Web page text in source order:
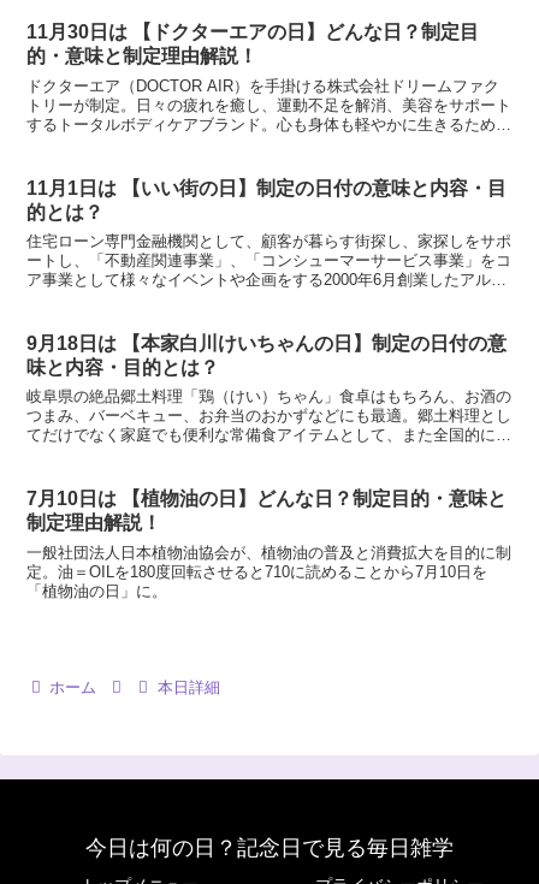
11月30日は 【ドクターエアの日】どんな日？制定目
的・意味と制定理由解説！
ドクターエア（DOCTOR AIR）を手掛ける株式会社ドリームファク
トリーが制定。日々の疲れを癒し、運動不足を解消、美容をサポート
するトータルボディケアブランド。心も身体も軽やかに生きるための
11月1日は 【いい街の日】制定の日付の意味と内容・目
的とは？
住宅ローン専門金融機関として、顧客が暮らす街探し、家探しをサポ
ートし、「不動産関連事業」、「コンシューマーサービス事業」をコ
ア事業として様々なイベントや企画をする2000年6月創業したアルヒ
9月18日は 【本家白川けいちゃんの日】制定の日付の意
味と内容・目的とは？
岐阜県の絶品郷土料理「鶏（けい）ちゃん」食卓はもちろん、お酒の
つまみ、バーベキュー、お弁当のおかずなどにも最適。郷土料理とし
てだけでなく家庭でも便利な常備食アイテムとして、また全国的には
7月10日は 【植物油の日】どんな日？制定目的・意味と
制定理由解説！
一般社団法人日本植物油協会が、植物油の普及と消費拡大を目的に制
定。油＝OILを180度回転させると710に読めることから7月10日を
「植物油の日」に。
ホーム 本日詳細
今日は何の日？記念日で見る毎日雑学